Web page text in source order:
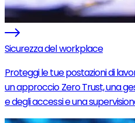
Sicurezza del workplace
Proteggi le tue postazioni di
un approccio Zero Trust, una
e degli accessi e una